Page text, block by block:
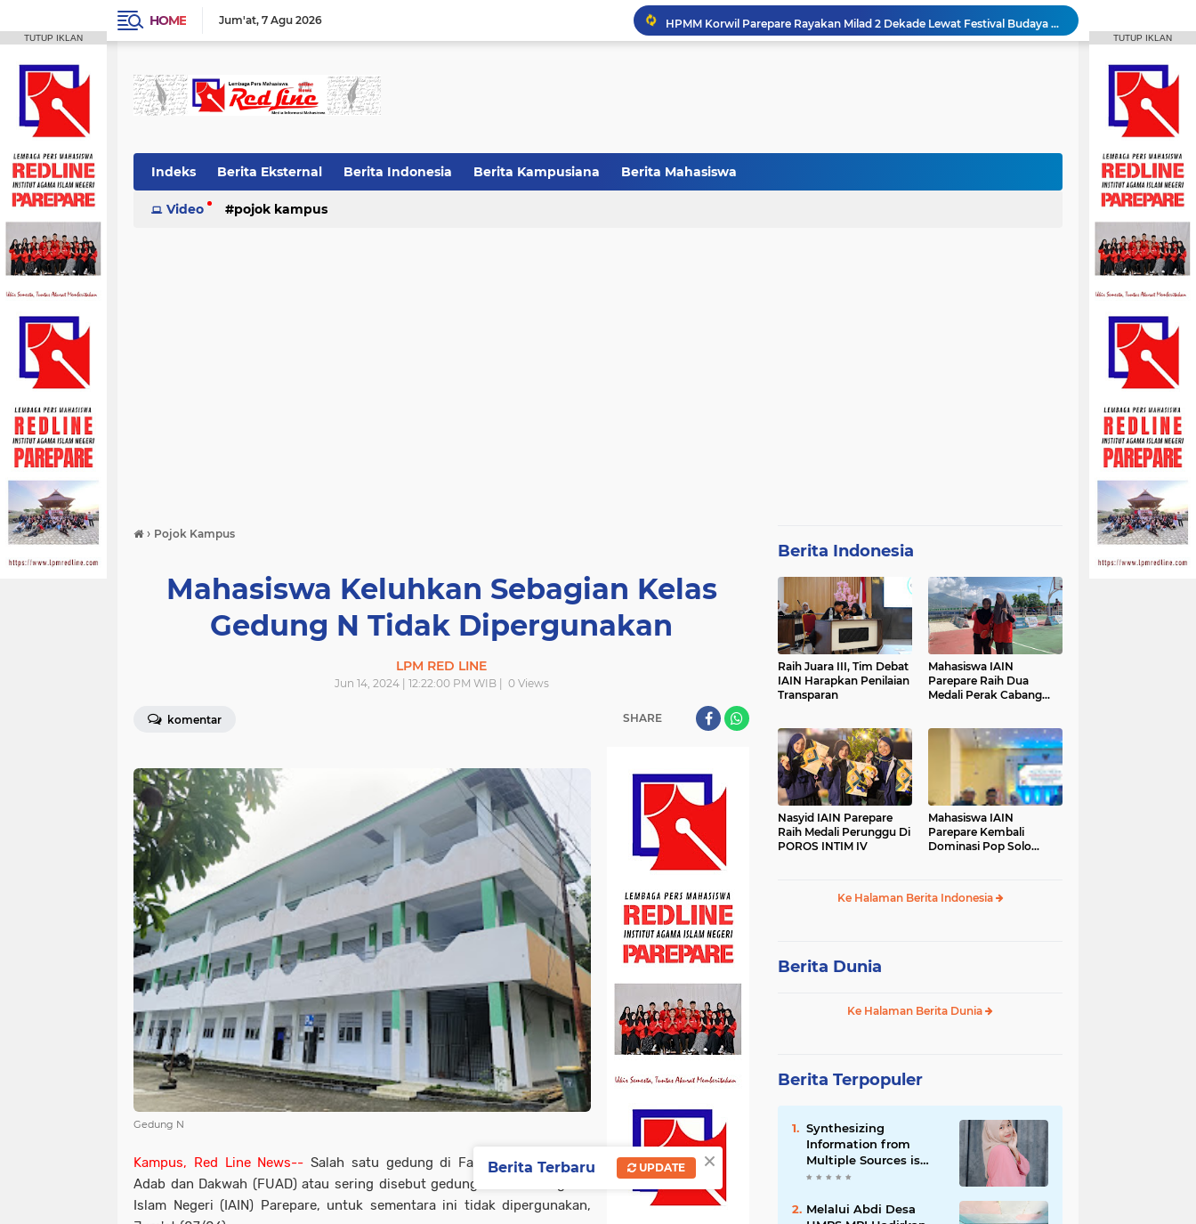
HOME Jum'at 7 Agu 2026
Roswati Pimpin Prodi HPI, Siap Lanjutkan Pengembangan Menuju Internasionalisasi
Raih Juara III, Tim Debat IAIN Harapkan Penilaian Transparan
HMPS Tadris IPS IAIN Parepare Gelar Bina Desa Berbasis Kearifan Lokal
Indeks Berita Eksternal Berita Indonesia Berita Kampusiana Berita Mahasiswa
Video pojok kampus
› Pojok Kampus
Mahasiswa Keluhkan Sebagian Kelas
Gedung N Tidak Dipergunakan
LPM RED LINE
Jun 14, 2024 | 12:22:00 PM WIB | 0Views
komentar SHARE
Gedung N
Kampus, Red Line News--Salah satu gedung di Fakultas Ushuluddin
Adab dan Dakwah (FUAD) atau sering disebut gedung N Institut Agama
Islam Negeri (IAIN) Parepare, untuk sementara ini tidak dipergunakan,
Berita Indonesia
Raih Juara III, Tim Debat
IAIN Harapkan Penilaian
Transparan
Mahasiswa IAIN
Parepare Raih Dua
Medali Perak Cabang
Nasyid IAIN Parepare
Raih Medali Perunggu Di
POROS INTIM IV
Mahasiswa IAIN
Parepare Kembali
Dominasi Pop Solo
Ke Halaman Berita Indonesia
Berita Dunia
Ke Halaman Berita Dunia
Berita Terpopuler
Synthesizing
Information from
Multiple Sources is
Important
Melalui Abdi Desa
TUTUP IKLAN TUTUP IKLAN
×
Berita Terbaru UPDATE